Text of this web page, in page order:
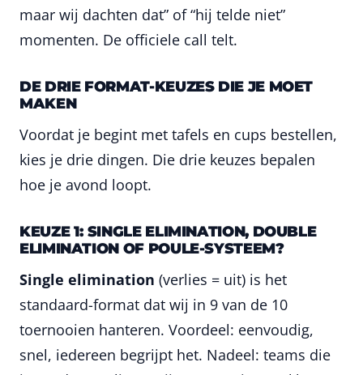
maar wij dachten dat” of “hij telde niet”
momenten. De officiele call telt.
DE DRIE FORMAT-KEUZES DIE JE MOET
MAKEN
Voordat je begint met tafels en cups bestellen,
kies je drie dingen. Die drie keuzes bepalen
hoe je avond loopt.
KEUZE 1: SINGLE ELIMINATION, DOUBLE
ELIMINATION OF POULE-SYSTEEM?
Single elimination (verlies = uit) is het
standaard-format dat wij in 9 van de 10
toernooien hanteren. Voordeel: eenvoudig,
snel, iedereen begrijpt het. Nadeel: teams die